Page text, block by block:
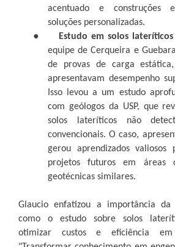
acentuado e construções
soluções personalizadas.
● Estudo em solos
equipe de Cerqueira e
de provas de carga
apresentavam desempenho
Isso levou a um estudo
com geólogos da USP, que
solos lateríticos não
convencionais. O caso,
gerou aprendizados valiosos
projetos futuros em áreas
geotécnicas similares.
Glaucio enfatizou a importância da
como o estudo sobre solos
otimizar custos e eficiência em